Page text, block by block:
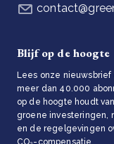
Blijf op de hoogte
Lees onze nieuwsbrief
meer dan 40.000
op de hoogte houdt van
groene investeringen,
en de regelgevingen
CO₂-compensatie.